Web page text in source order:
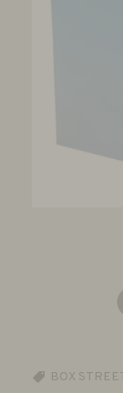
BOX